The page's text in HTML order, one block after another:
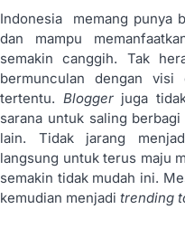
Indonesia memang punya
dan mampu
semakin canggih. Tak
bermunculan dengan
tertentu. Blogger juga
sarana untuk saling
lain. Tidak jarang
langsung untuk terus maju
semakin tidak mudah ini.
kemudian menjadi trending